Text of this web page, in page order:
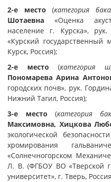
2-е место (категория
Шотаевна «Оценка
население г. Курска»,
«Курский государственный
Курск, Россия);
2-е место (категория
Пономарева Арина
городских почв», рук.
Нижний Тагил, Россия);
3-е место (категория
Максимовна, Хицкова
экологической
хромирования
«Солнечногорском
Л. В. (ФГБОУ ВО «Тверской
университет», г. Тверь,